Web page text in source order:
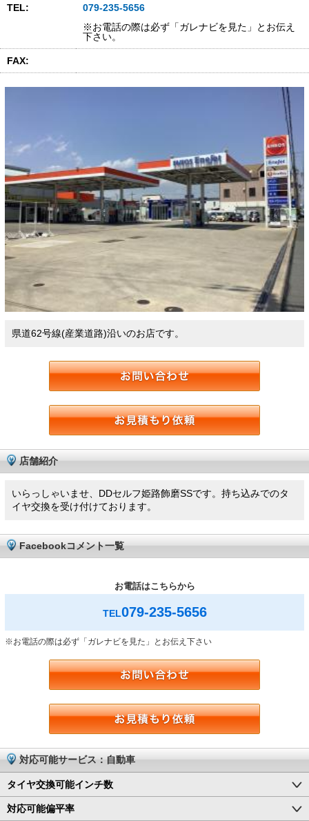
TEL:
079-235-5656
※お電話の際は必ず「ガレナビを見た」とお伝え
下さい。
FAX:
県道62号線(産業道路)沿いのお店です。
店舗紹介
いらっしゃいませ、DDセルフ姫路飾磨SSです。持ち込みでのタ
イヤ交換を受け付けております。
Facebookコメント一覧
お電話はこちらから
TEL079-235-5656
※お電話の際は必ず「ガレナビを見た」とお伝え下さい
対応可能サービス：自動車
タイヤ交換可能インチ数
対応可能偏平率